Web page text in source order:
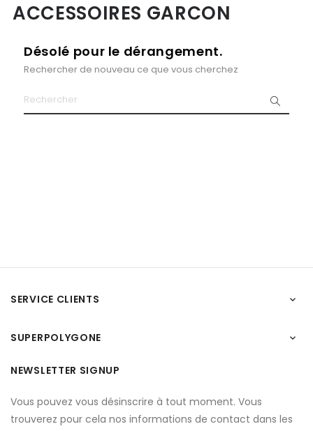
ACCESSOIRES GARCON
Désolé pour le dérangement.
Rechercher de nouveau ce que vous cherchez
SERVICE CLIENTS 
SUPERPOLYGONE 
NEWSLETTER SIGNUP
Vous pouvez vous désinscrire à tout moment. Vous
trouverez pour cela nos informations de contact dans les